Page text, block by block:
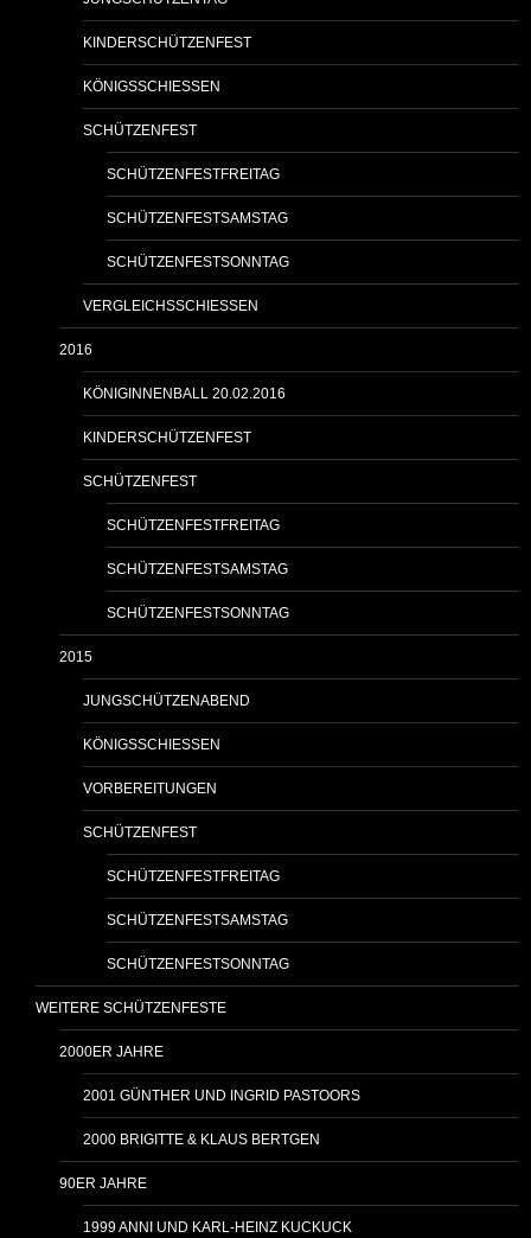
KINDERSCHÜTZENFEST
KÖNIGSSCHIESSEN
SCHÜTZENFEST
SCHÜTZENFESTFREITAG
SCHÜTZENFESTSAMSTAG
SCHÜTZENFESTSONNTAG
VERGLEICHSSCHIESSEN
2016
KÖNIGINNENBALL 20.02.2016
KINDERSCHÜTZENFEST
SCHÜTZENFEST
SCHÜTZENFESTFREITAG
SCHÜTZENFESTSAMSTAG
SCHÜTZENFESTSONNTAG
2015
JUNGSCHÜTZENABEND
KÖNIGSSCHIESSEN
VORBEREITUNGEN
SCHÜTZENFEST
SCHÜTZENFESTFREITAG
SCHÜTZENFESTSAMSTAG
SCHÜTZENFESTSONNTAG
WEITERE SCHÜTZENFESTE
2000ER JAHRE
2001 GÜNTHER UND INGRID PASTOORS
2000 BRIGITTE & KLAUS BERTGEN
90ER JAHRE
1999 ANNI UND KARL-HEINZ KUCKUCK